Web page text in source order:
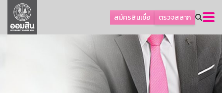
สมัครสินเชื่อ ตรวจสลาก
ลูกค้าธุรกิจ
ลูกค้าผู้ประกอบรายย่อย